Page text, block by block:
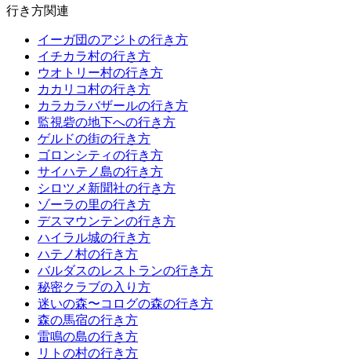
行き方関連
イーガ団のアジトの行き方
イチカラ村の行き方
ウオトリー村の行き方
カカリコ村の行き方
カラカラバザールの行き方
監視砦の地下への行き方
ゲルドの街の行き方
ゴロンシティの行き方
サイハテノ島の行き方
シロツメ新聞社の行き方
ゾーラの里の行き方
デスマウンテンの行き方
ハイラル城の行き方
ハテノ村の行き方
バルダスのレストランの行き方
秘密クラブの入り方
迷いの森〜コログの森の行き方
森の馬宿の行き方
雷鳴の島の行き方
リトの村の行き方